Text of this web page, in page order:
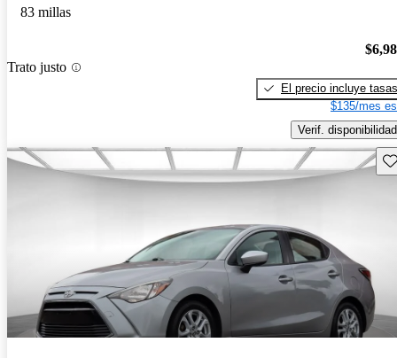
83 millas
Trato justo
El precio incluye tasas
$135/mes
Verif. disponibilidad